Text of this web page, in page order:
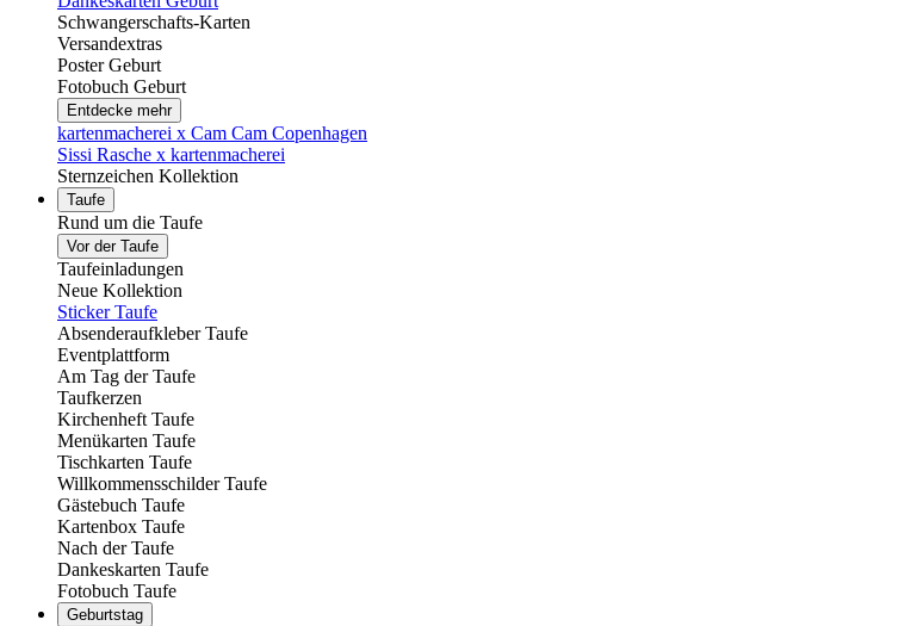
Schwangerschafts-Karten
Versandextras
Poster Geburt
Fotobuch Geburt
Entdecke mehr
kartenmacherei x Cam Cam Copenhagen
Sissi Rasche x kartenmacherei
Sternzeichen Kollektion
Taufe
Rund um die Taufe
Vor der Taufe
Taufeinladungen
Neue Kollektion
Sticker Taufe
Absenderaufkleber Taufe
Eventplattform
Am Tag der Taufe
Taufkerzen
Kirchenheft Taufe
Menükarten Taufe
Tischkarten Taufe
Willkommensschilder Taufe
Gästebuch Taufe
Kartenbox Taufe
Nach der Taufe
Dankeskarten Taufe
Fotobuch Taufe
Geburtstag